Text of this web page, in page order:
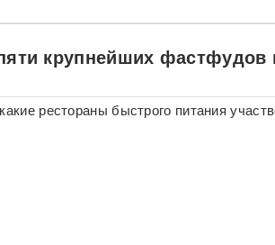
крупнейших
рестораны быстрого питания